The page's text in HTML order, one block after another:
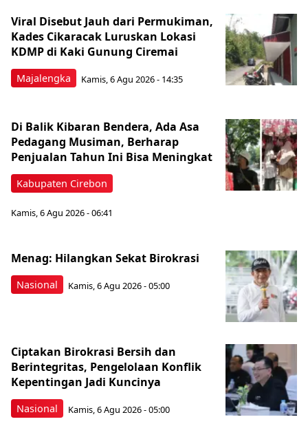
Majalengka
Viral Disebut Jauh dari Permukiman,
Kades Cikaracak Luruskan Lokasi
KDMP di Kaki Gunung Ciremai
Kamis, 6 Agu 2026 - 14:35
Kabupaten Cirebon
Di Balik Kibaran Bendera, Ada Asa
Pedagang Musiman, Berharap
Penjualan Tahun Ini Bisa Meningkat
Kamis, 6 Agu 2026 - 06:41
Nasional
Menag: Hilangkan Sekat Birokrasi
Kamis, 6 Agu 2026 - 05:00
Nasional
Ciptakan Birokrasi Bersih dan
Berintegritas, Pengelolaan Konflik
Kepentingan Jadi Kuncinya
Kamis, 6 Agu 2026 - 05:00